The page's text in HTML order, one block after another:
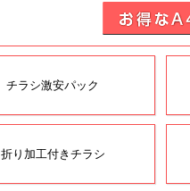
チラシ激安パック
折り加工付きチラシ